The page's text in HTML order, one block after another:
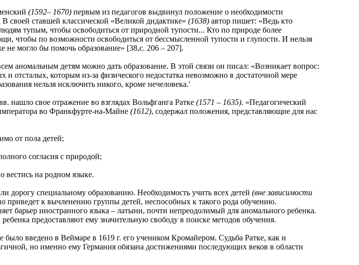
(1592– 1670)первым из педагогов выдвинул положение о необходимости
своей ставшей классической «Великой дидактике» (1638)автор пишет: «Ведь кто
тупым, чтобы освободиться от природной тупости... Кто по природе более
чтобы по возможности освободиться от бессмысленной тупости и глупости. И нельзя
не могло бы помочь образование» [38,с. 206 – 207].
детям можно дать образование. В этой связи он писал: «Возникает вопрос:
отсталых, которым из-за физического недостатка невозможно в достаточной мере
нельзя исключить никого, кроме нечеловека.'
свое отражение во взглядах Вольфганга Ратке (1571 – 1635). «Педагогический
во Франкфурте-на-Майне (1612), содержал положения, представляющие для нас
от пола детей;
согласия с природой;
на родном языке.
специальному образованию. Необходимость учить всех детей (вне зависимости
приведет к вычленению группы детей, неспособных к такого рода обучению.
барьер иностранного языка – латыни, почти непреодолимый для аномального ребенка.
предоставляют ему значительную свободу в поиске методов обучения.
введено в Веймаре в 1619 г. его учеником Кромайером. Судьба Ратке, как и
но именно ему Германия обязана достижениями последующих веков в области